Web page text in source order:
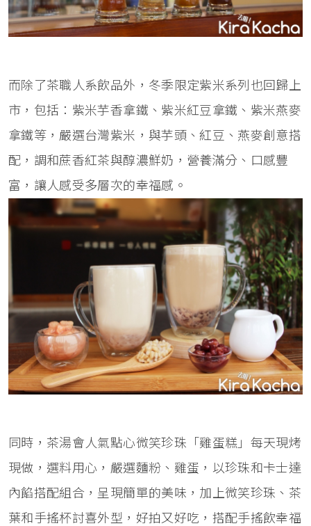
而除了茶職人系飲品外，冬季限定紫米系列也回歸上
市，包括：紫米芋香拿鐵、紫米紅豆拿鐵、紫米燕麥
拿鐵等，嚴選台灣紫米，與芋頭、紅豆、燕麥創意搭
配，調和蔗香紅茶與醇濃鮮奶，營養滿分、口感豐
富，讓人感受多層次的幸福感。
同時，茶湯會人氣點心微笑珍珠「雞蛋糕」每天現烤
現做，選料用心，嚴選麵粉、雞蛋，以珍珠和卡士達
內餡搭配組合，呈現簡單的美味，加上微笑珍珠、茶
葉和手搖杯討喜外型，好拍又好吃，搭配手搖飲幸福